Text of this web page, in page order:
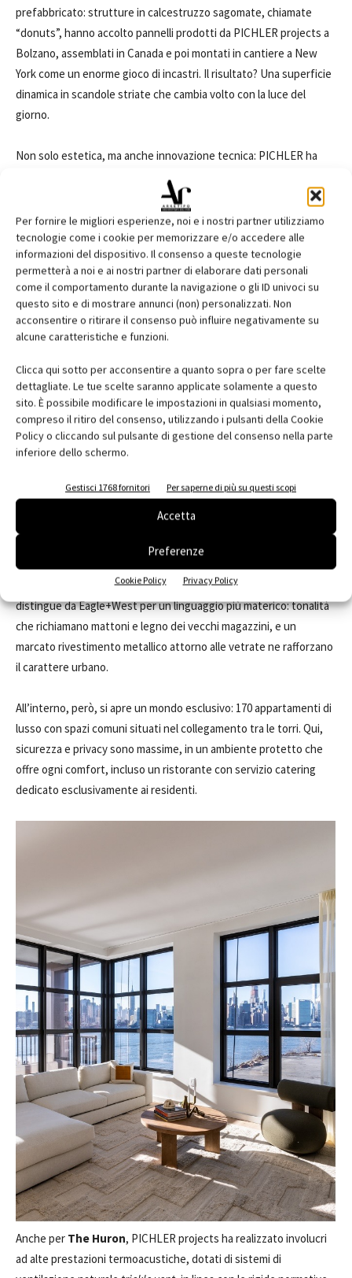
Per fornire le migliori esperienze, noi e i nostri partner utilizziamo
tecnologie come i cookie per memorizzare e/o accedere alle
informazioni del dispositivo. Il consenso a queste tecnologie
permetterà a noi e ai nostri partner di elaborare dati personali
come il comportamento durante la navigazione o gli ID univoci su
questo sito e di mostrare annunci (non) personalizzati. Non
acconsentire o ritirare il consenso può influire negativamente su
alcune caratteristiche e funzioni.
Clicca qui sotto per acconsentire a quanto sopra o per fare scelte
dettagliate. Le tue scelte saranno applicate solamente a questo
sito. È possibile modificare le impostazioni in qualsiasi momento,
compreso il ritiro del consenso, utilizzando i pulsanti della Cookie
Policy o cliccando sul pulsante di gestione del consenso nella parte
inferiore dello schermo.
Gestisci 1768 fornitori Per saperne di più su questi scopi
Accetta
Preferenze
Cookie Policy Privacy Policy
prefabbricato: strutture in calcestruzzo sagomate, chiamate
“donuts”, hanno accolto pannelli prodotti da PICHLER projects a
Bolzano, assemblati in Canada e poi montati in cantiere a New
York come un enorme gioco di incastri. Il risultato? Una superficie
dinamica in scandole striate che cambia volto con la luce del
giorno.
Non solo estetica, ma anche innovazione tecnica: PICHLER ha
di grandi dimensioni (2,5x2,5 m),
progettate per integrarsi perfettamente nella struttura precast.
Le finestre includono sistemi per l’aria condizionata(ptac unit)
inseriti in box su misura con lamelle, e in alcune unità, sistemi di
ventilazione continua(trickle vent)che garantiscono il ricambio
d’aria riducendo le dispersioni termiche e mantenendo
l’isolamento acustico.
A garantire sicurezza e performance, ogni elemento è stato
condizioni estreme. Fondamentale è stata la fase iniziale di
Design Assistdurata tre mesi, durante la quale investitori,
architetti, contractor e consulenti hanno collaborato
sinergicamente per sviluppare soluzioni efficaci, integrando
montaggio in cantiere.
THE HURON: ruvido fuori, extralusso
Ispirato all’architettura industriale dell’area, The Huron si
distingue da Eagle+West per un linguaggio più materico: tonalità
che richiamano mattoni e legno dei vecchi magazzini, e un
marcato rivestimento metallico attorno alle vetrate ne rafforzano
il carattere urbano.
All’interno, però, si apre un mondo esclusivo: 170 appartamenti di
lusso con spazi comuni situati nel collegamento tra le torri. Qui,
sicurezza e privacy sono massime, in un ambiente protetto che
offre ogni comfort, incluso un ristorante con servizio catering
dedicato esclusivamente ai residenti.
Anche per The Huron, PICHLER projects ha realizzato involucri
ad alte prestazioni termoacustiche, dotati di sistemi di